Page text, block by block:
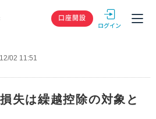
GMOクリック
口座開設
02 11:51
失は繰越控除の対象と